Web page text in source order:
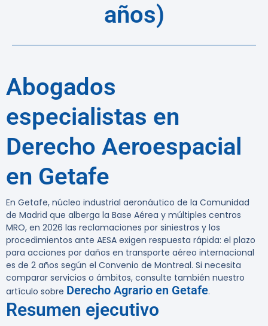
años)
Abogados
especialistas en
Derecho Aeroespacial
en Getafe
En Getafe, núcleo industrial aeronáutico de la Comunidad
de Madrid que alberga la Base Aérea y múltiples centros
MRO, en 2026 las reclamaciones por siniestros y los
procedimientos ante AESA exigen respuesta rápida: el plazo
para acciones por daños en transporte aéreo internacional
es de 2 años según el Convenio de Montreal. Si necesita
comparar servicios o ámbitos, consulte también nuestro
artículo sobre Derecho Agrario en Getafe.
Resumen ejecutivo